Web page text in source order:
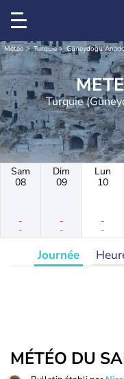
Météo Turquie Güneydoğu
Turquie
Sam
08
-
-
Dim
09
-
-
Lun
10
-
-
Journée
MÉTÉO DU